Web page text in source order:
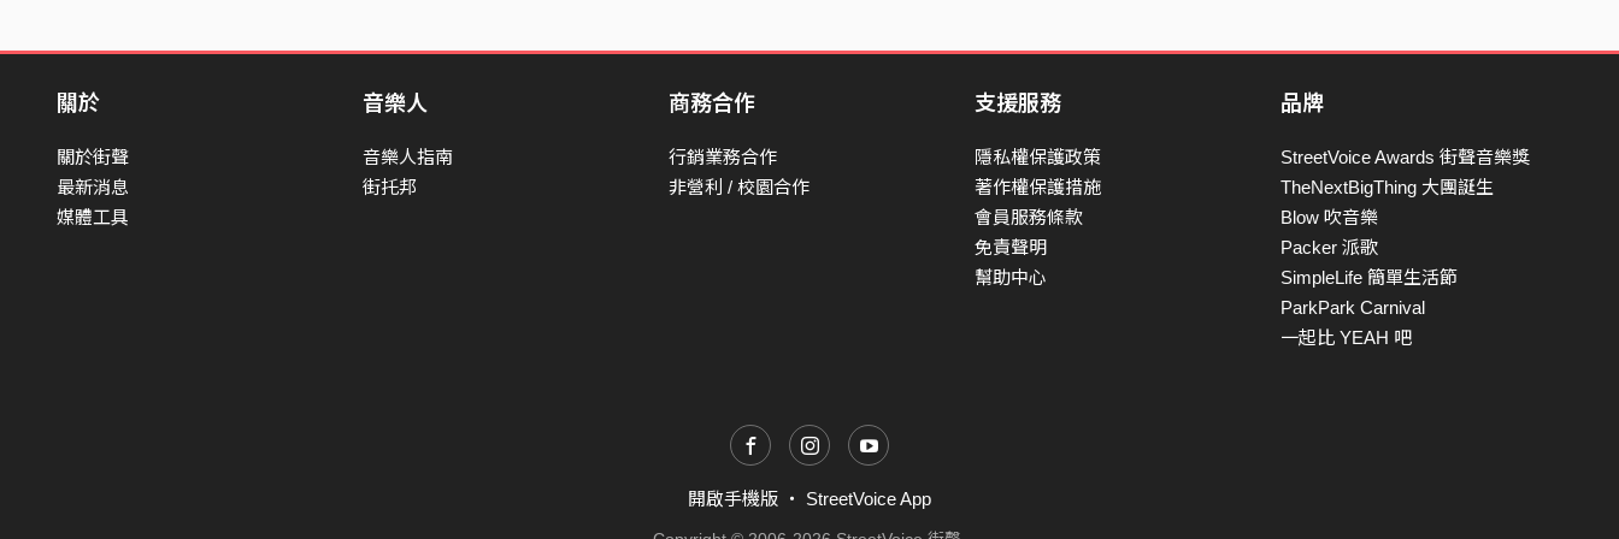
關於
關於街聲
最新消息
媒體工具
音樂人
音樂人指南
街托邦
商務合作
行銷業務合作
非營利 / 校園合作
支援服務
隱私權保護政策
著作權保護措施
會員服務條款
免責聲明
幫助中心
品牌
StreetVoice Awards 街聲音樂獎
TheNextBigThing 大團誕生
Blow 吹音樂
Packer 派歌
SimpleLife 簡單生活節
ParkPark Carnival
一起比 YEAH 吧
開啟手機版 ・ StreetVoice App